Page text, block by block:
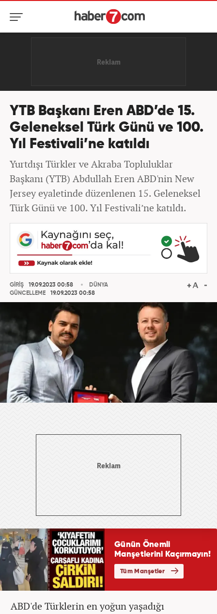
YTB Başkanı Eren ABD’de 15.
Geleneksel Türk Günü ve 100.
Yıl Festivali’ne katıldı
Yurtdışı Türkler ve Akraba Topluluklar
Başkanı (YTB) Abdullah Eren ABD'nin New
Jersey eyaletinde düzenlenen 15. Geleneksel
Türk Günü ve 100. Yıl Festivali’ne katıldı.
GİRİŞ
19.09.2023 00:58
GÜNCELLEME
19.09.2023 00:58
DÜNYA
ABD'de Türklerin en yoğun yaşadığı